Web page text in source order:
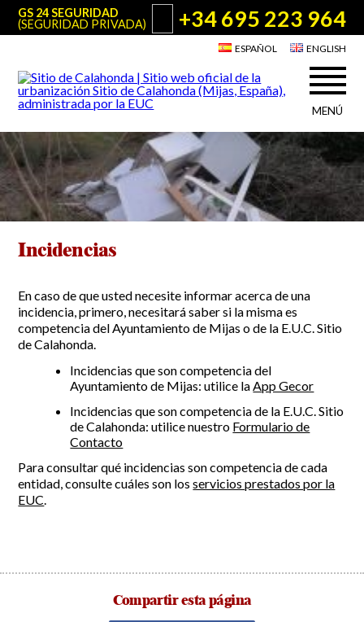
GS 24 SEGURIDAD
(SEGURIDAD PRIVADA)
+34 695 223 964
ESPAÑOL ENGLISH
MENÚ
Acerca de Sitio de Calahonda
Quiénes somos
Junta Directiva
Servicios de la EUC
Estatutos
Contactar
Actuaciones
Utilidades para Residentes y Visitantes
Transporte
El reciclado de nuestros residuos
Información sobre podas
Noticias
Teléfonos de interés
Incidencias
Incidencias
App Gecor
Contactar
OCIO Y CURIOSIDADES DE SITIO DE CALAHONDA
Historia de Sitio de Calahonda
Instalaciones y ocio
Parque España
Parque Europa
Parque Calahonda
La Ermita de Calahonda
Parques de Sitio de Calahonda
Vivero de Calahonda
Buscar:
©2026 E.U.C.
Sitio de Calahonda, Calle Monte Paraíso, 6, 29649 Mijas Costa.
NIF: G29178803.
Todos los derechos reservados. Diseño y desarrollo: Jesse Naylor
Incidencias
En caso de que usted necesite informar acerca de una
incidencia, primero, necesitará saber si la misma es
competencia del Ayuntamiento de Mijas o de la E.U.C. Sitio
de Calahonda.
Incidencias que son competencia del
Ayuntamiento de Mijas: utilice laApp Gecor
Incidencias que son competencia de la E.U.C. Sitio
de Calahonda: utilice nuestro Formulario de
Contacto
Para consultar qué incidencias son competencia de cada
entidad, consulte cuáles son losservicios prestados por la
EUC.
Compartir esta página